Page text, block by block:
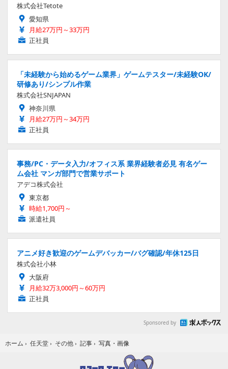
株式会社Tetote
愛知県
月給27万円～33万円
正社員
「未経験から始めるゲーム業界」ゲームテスター/未経験OK/
研修あり/シンプル作業
株式会社SNJAPAN
神奈川県
月給27万円～34万円
正社員
事務/PC・データ入力/オフィス系 業界経験者必見 有名ゲー
ム会社 マンガ部門で営業サポート
アデコ株式会社
東京都
時給1,700円～
派遣社員
アニメ好き歓迎のゲームデバッカー/バグ確認/年休125日
株式会社小林
大阪府
月給32万3,000円～60万円
正社員
Sponsored by
ホーム › 任天堂 › その他 › 記事 › 写真・画像